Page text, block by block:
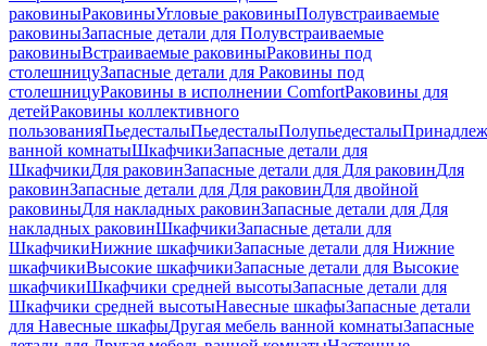
раковиныРаковиныУгловые раковиныПолувстраиваемые
раковиныЗапасные детали для Полувстраиваемые
раковиныВстраиваемые раковиныРаковины под
столешницуЗапасные детали для Раковины под
столешницуРаковины в исполнении ComfortPаковины для
детейРаковины коллективного
пользованияПьедесталыПьедесталыПолупьедесталы
ванной комнатыШкафчикиЗапасные детали для
ШкафчикиДля раковинЗапасные детали для Для раковинДля
раковинЗапасные детали для Для раковинДля двойной
раковиныДля накладных pаковинЗапасные детали для Для
накладных pаковинШкафчикиЗапасные детали для
ШкафчикиНижние шкафчикиЗапасные детали для Нижние
шкафчикиВысокие шкафчикиЗапасные детали для Высокие
шкафчикиШкафчики средней высотыЗапасные детали для
Шкафчики средней высотыНавесные шкафыЗапасные детали
для Навесные шкафыДругая мебель ванной комнатыЗапасные